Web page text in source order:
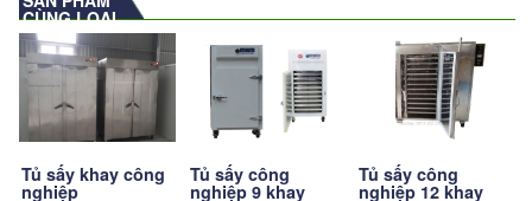
CÙNG LOẠI
Tủ sấy khay công
nghiệp
Tủ sấy công
nghiệp 9 khay
Tủ sấy công
nghiệp 12 khay